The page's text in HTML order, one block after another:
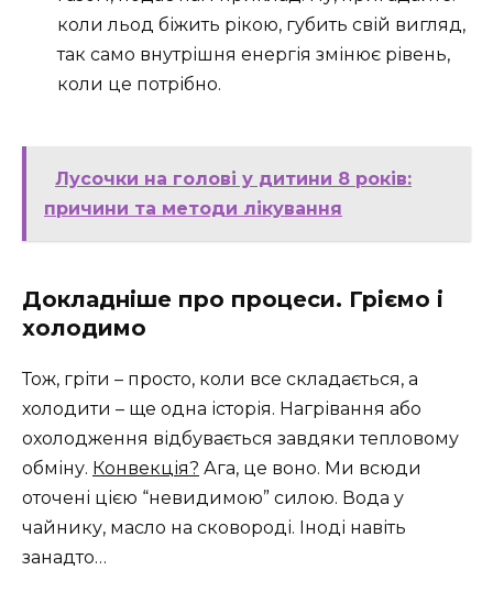
коли льод біжить рікою, губить свій вигляд,
так само внутрішня енергія змінює рівень,
коли це потрібно.
Лусочки на голові у дитини 8 років:
причини та методи лікування
Докладніше про процеси. Гріємо і
холодимо
Тож, гріти – просто, коли все складається, а
холодити – ще одна історія. Нагрівання або
охолодження відбувається завдяки тепловому
обміну. Конвекція? Ага, це воно. Ми всюди
оточені цією “невидимою” силою. Вода у
чайнику, масло на сковороді. Іноді навіть
занадто…